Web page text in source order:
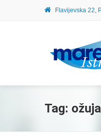
Flavijevska 22,
Tag: